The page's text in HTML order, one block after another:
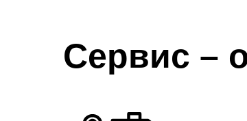
Сервис –